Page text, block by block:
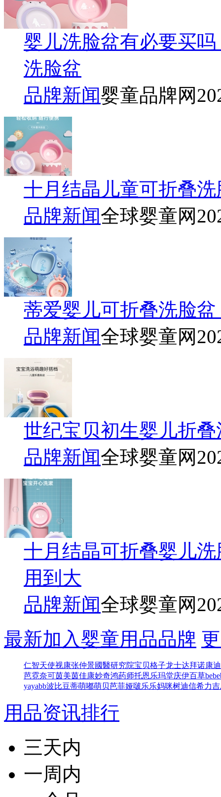
婴儿洗脸盆有必要买
洗脸盆
品牌新闻婴童品牌网
十月结晶儿童可折叠
品牌新闻全球婴童网
蒂爱婴儿可折叠洗脸
品牌新闻全球婴童网
世纪宝贝初生婴儿折
品牌新闻全球婴童网
十月结晶可折叠婴儿
用到大
品牌新闻全球婴童网
最新加入婴童用品品牌
仁智天使视康张仲景國醫研究院宝贝格子龙士达拜诺康
芭霓奈可茵美茵佳康妙奇鸿药师托恩 乐玛堂庆伊百草
yayabb波比豆蒂萌嘟萌贝芭菲娅啵乐乐妈咪树迪信希力吉
用品资讯排行
三天内
一周内